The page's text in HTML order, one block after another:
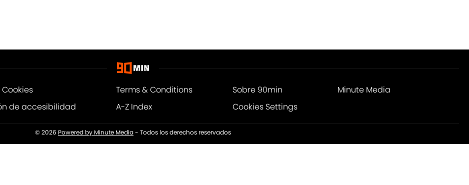
Terms & Conditions Sobre 90min
Minute Media
de accesibilidad A-Z Index Cookies Settings
© 2026 Powered by Minute Media- Todos los derechos reservados